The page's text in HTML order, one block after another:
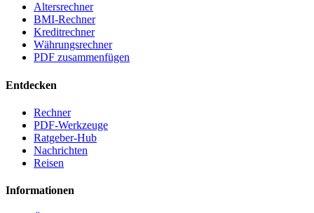
Altersrechner
BMI-Rechner
Kreditrechner
Währungsrechner
PDF zusammenfügen
Entdecken
Rechner
PDF-Werkzeuge
Ratgeber-Hub
Nachrichten
Reisen
Informationen